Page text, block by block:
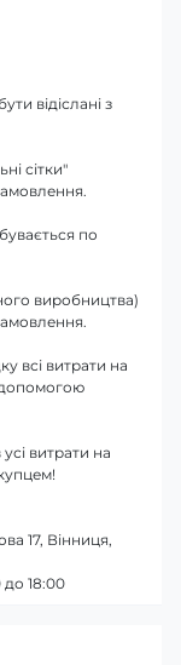
відіслані з
сітки"
по
виробництва)
всі витрати на
витрати на
17, Вінниця,
до 18:00